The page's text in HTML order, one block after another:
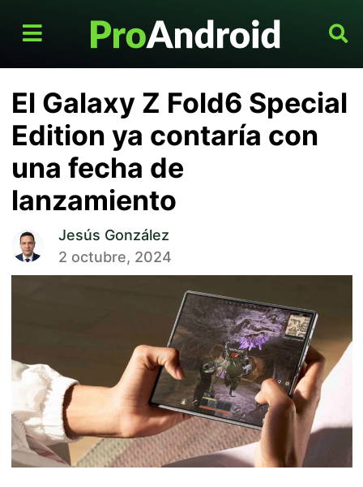
El Galaxy Z Fold6 Special
Edition ya contaría con
una fecha de
lanzamiento
Jesús González
2 octubre, 2024